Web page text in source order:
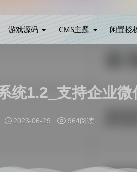
游戏源码 CMS主题 闲置授
统1.2_支持企业
2023-06-29 964阅读